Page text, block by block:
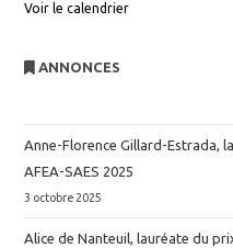
Voir le calendrier
ANNONCES
Anne-Florence Gillard-Estrada,
AFEA-SAES 2025
3 octobre 2025
Alice de Nanteuil, lauréate du